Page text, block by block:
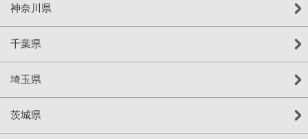
神奈川県
千葉県
埼玉県
茨城県